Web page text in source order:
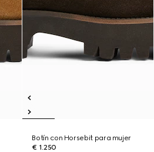
Botín con Horsebit para mujer
€ 1.250